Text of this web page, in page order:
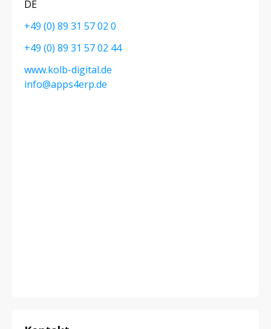
DE
+49 (0) 89 31 57 02 0
+49 (0) 89 31 57 02 44
www.kolb-digital.de
info@apps4erp.de